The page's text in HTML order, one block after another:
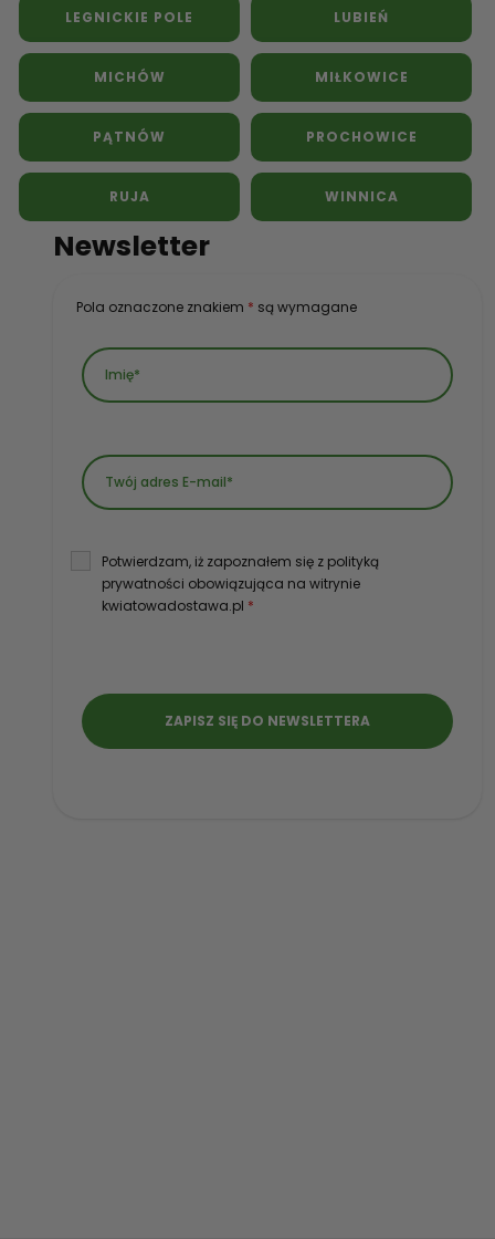
LEGNICKIE POLE LUBIEŃ
MICHÓW MIŁKOWICE
PĄTNÓW PROCHOWICE
RUJA WINNICA
Newsletter
Pola oznaczone znakiem * są wymagane
Potwierdzam, iż zapoznałem się z polityką
prywatności obowiązująca na witrynie
kwiatowadostawa.pl *